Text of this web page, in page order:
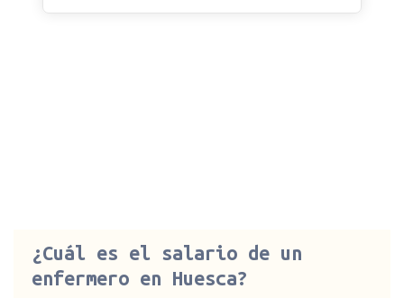
¿Cuál es el salario de un
enfermero en Huesca?